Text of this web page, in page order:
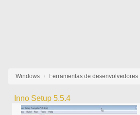
Windows Ferramentas de desenvolvedores
Inno Setup 5.5.4